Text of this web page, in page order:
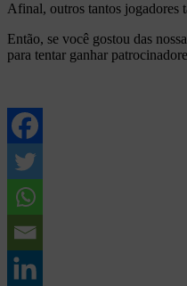
Afinal, outros tantos jogadores
Então, se você gostou das
para tentar ganhar